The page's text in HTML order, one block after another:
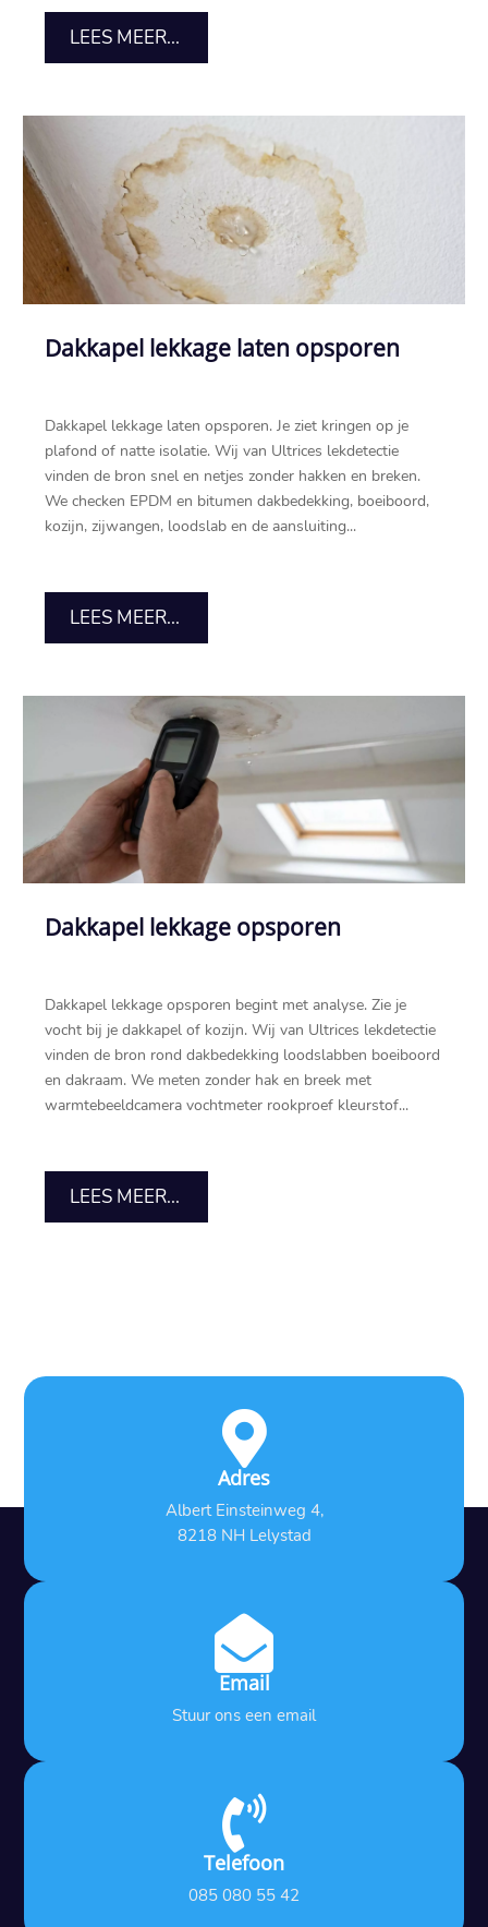
LEES MEER...
Dakkapel lekkage laten opsporen
Dakkapel lekkage laten opsporen.​ Je ziet kringen op je
plafond of natte isolatie.​ Wij van Ultrices lekdetectie
vinden de bron snel en netjes zonder hakken en breken.​
We checken EPDM en bitumen dakbedekking, boeiboord,
kozijn, zijwangen, loodslab en de aansluiting...
LEES MEER...
Dakkapel lekkage opsporen
Dakkapel lekkage opsporen begint met analyse.​ Zie je
vocht bij je dakkapel of kozijn.​ Wij van Ultrices lekdetectie
vinden de bron rond dakbedekking loodslabben boeiboord
en dakraam.​ We meten zonder hak en breek met
warmtebeeldcamera vochtmeter rookproef kleurstof...
LEES MEER...

Adres
Albert Einsteinweg 4,
8218 NH Lelystad

Email
Stuur ons een email

Telefoon
085 080 55 42